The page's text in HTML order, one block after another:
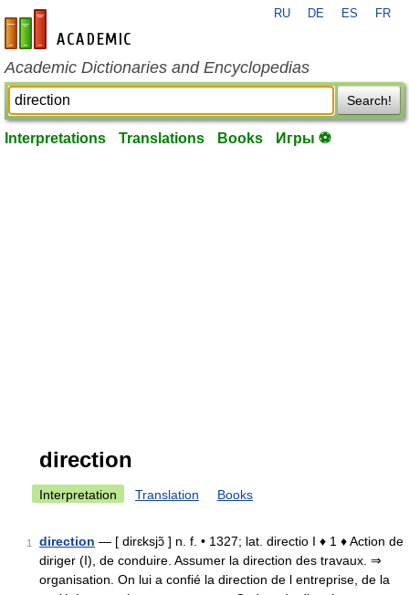
en-academic.com
RU DE ES FR
Academic Dictionaries and Encyclopedias
Search!
Interpretations Translations Books Игры ⚽
direction
Interpretation Translation Books
1 direction — [ dirɛksjɔ̃ ] n. f. • 1327; lat. directio I ♦ 1 ♦ Action de
diriger (I), de conduire. Assumer la direction des travaux. ⇒
organisation. On lui a confié la direction de l entreprise, de la